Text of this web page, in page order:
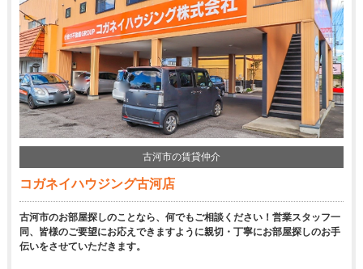
古河市の賃貸仲介
コガネイハウジング古河店
古河市のお部屋探しのことなら、何でもご相談ください！営業スタッフ一
同、皆様のご要望にお応えできますように親切・丁寧にお部屋探しのお手
伝いをさせていただきます。